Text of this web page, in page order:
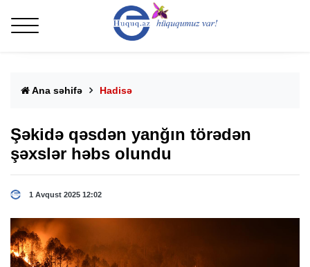
Ana səhifə Hadisə
Şəkidə qəsdən yanğın törədən
şəxslər həbs olundu
1 Avqust 2025 12:02